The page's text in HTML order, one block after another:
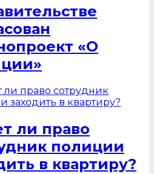
«О
ли право
полиции
в квартиру?